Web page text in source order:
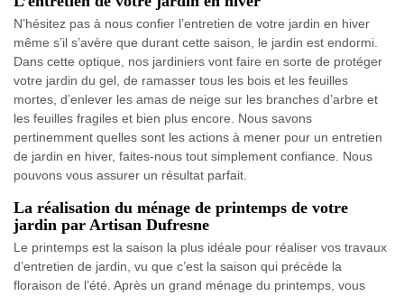
N’hésitez pas à nous confier l’entretien de votre jardin en hiver
même s’il s’avère que durant cette saison, le jardin est endormi.
Dans cette optique, nos jardiniers vont faire en sorte de protéger
votre jardin du gel, de ramasser tous les bois et les feuilles
mortes, d’enlever les amas de neige sur les branches d’arbre et
les feuilles fragiles et bien plus encore. Nous savons
pertinemment quelles sont les actions à mener pour un entretien
de jardin en hiver, faites-nous tout simplement confiance. Nous
pouvons vous assurer un résultat parfait.
La réalisation du ménage de printemps de votre
jardin par Artisan Dufresne
Le printemps est la saison la plus idéale pour réaliser vos travaux
d’entretien de jardin, vu que c’est la saison qui précède la
floraison de l’été. Après un grand ménage du printemps, vous